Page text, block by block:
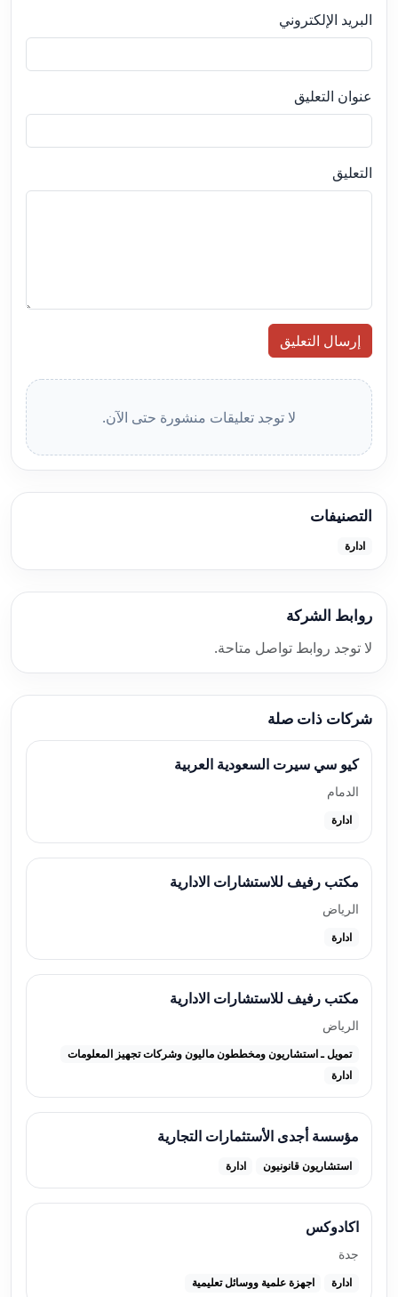
البريد الإلكتروني
عنوان التعليق
التعليق
إرسال التعليق
لا توجد تعليقات منشورة حتى الآن.
التصنيفات
ادارة
روابط الشركة
لا توجد روابط تواصل متاحة.
شركات ذات صلة
كيو سي سيرت السعودية العربية
الدمام
ادارة
مكتب رفيف للاستشارات الادارية
الرياض
ادارة
مكتب رفيف للاستشارات الادارية
الرياض
تمويل ـ استشاريون ومخططون ماليون وشركات تجهيز المعلومات
ادارة
مؤسسة أجدى الأستثمارات التجارية
استشاريون قانونيون ادارة
اكادوكس
جدة
ادارة اجهزة علمية ووسائل تعليمية